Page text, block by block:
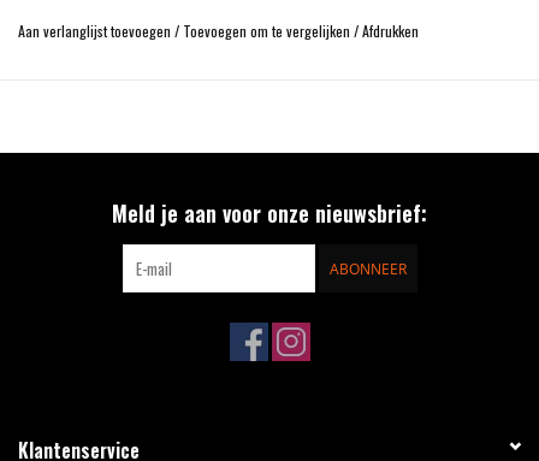
Aan verlanglijst toevoegen / Toevoegen om te vergelijken /Afdrukken
Meld je aan voor onze nieuwsbrief:
ABONNEER
Klantenservice